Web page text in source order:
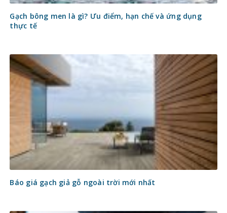
Gạch bông men là gì? Ưu điểm, hạn chế và ứng dụng
thực tế
Báo giá gạch giả gỗ ngoài trời mới nhất